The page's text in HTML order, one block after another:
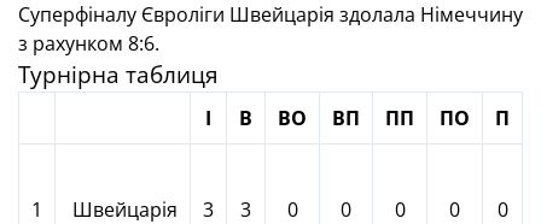
Суперфіналу Євроліги Швейцарія здолала Німеччину
з рахунком 8:6.
Турнірна таблиця
І В ВО ВП ПП ПО П
1 Швейцарія 3 3 0 0 0 0 0